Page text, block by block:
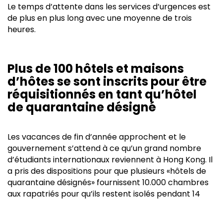
Le temps d’attente dans les services d’urgences est
de plus en plus long avec une moyenne de trois
heures.
Plus de 100 hôtels et maisons
d’hôtes se sont inscrits pour être
réquisitionnés en tant qu’hôtel
de quarantaine désigné
Les vacances de fin d’année approchent et le
gouvernement s’attend à ce qu’un grand nombre
d’étudiants internationaux reviennent à Hong Kong. Il
a pris des dispositions pour que plusieurs «hôtels de
quarantaine désignés» fournissent 10.000 chambres
aux rapatriés pour qu’ils restent isolés pendant 14